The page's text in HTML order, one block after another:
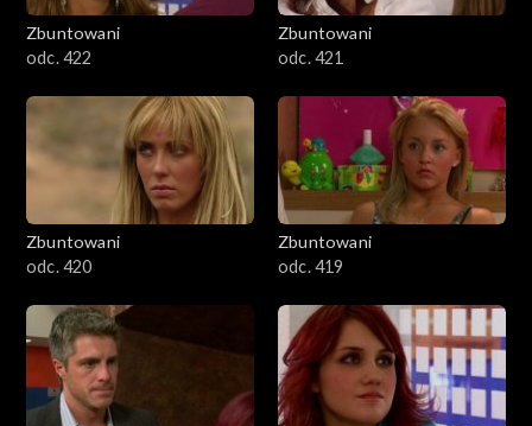
Zbuntowani
odc. 422
Zbuntowani
odc. 421
Zbuntowani
odc. 420
Zbuntowani
odc. 419